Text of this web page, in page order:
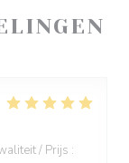
/ Prijs :